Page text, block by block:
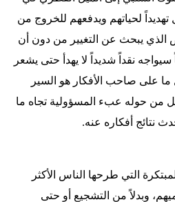
لحياتهم ويدفعهم للخروج من
يبحث عن التغيير من دون أن
نقداً شديداً لا يهدأ حتى يشعر
ما على صاحب الأفكار هو السير
من حوله عبء المسؤولية تجاه ما
نتائج أفكاره عنه.
التي طرحها الناس الأكثر
وبدلاً من التشجيع أو حتى